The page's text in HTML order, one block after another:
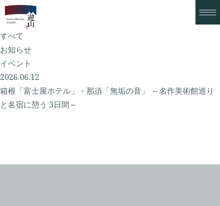
すべて
お知らせ
イベント
2026.06.12
箱根「富士屋ホテル」・那須「無垢の音」 ～名作美術館巡り
と名宿に憩う 3日間～